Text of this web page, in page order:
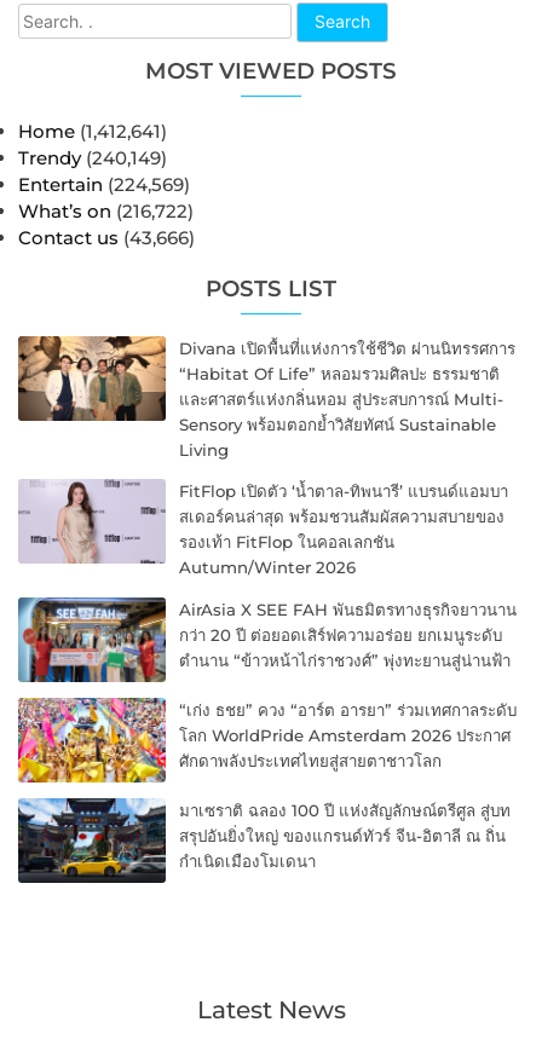
Search
MOST VIEWED POSTS
Home (1,412,641)
Trendy (240,149)
Entertain (224,569)
What’s on (216,722)
Contact us (43,666)
POSTS LIST
Divana เปิดพื้นที่แห่งการใช้ชีวิต ผ่านนิทรรศการ
“Habitat Of Life” หลอมรวมศิลปะ ธรรมชาติ
และศาสตร์แห่งกลิ่นหอม สู่ประสบการณ์ Multi-
Sensory พร้อมตอกย้ำวิสัยทัศน์ Sustainable
Living
FitFlop เปิดตัว ‘น้ำตาล-ทิพนารี’ แบรนด์แอมบา
สเดอร์คนล่าสุด พร้อมชวนสัมผัสความสบายของ
รองเท้า FitFlop ในคอลเลกชัน
Autumn/Winter 2026
AirAsia X SEE FAH พันธมิตรทางธุรกิจยาวนาน
กว่า 20 ปี ต่อยอดเสิร์ฟความอร่อย ยกเมนูระดับ
ตำนาน “ข้าวหน้าไก่ราชวงศ์” พุ่งทะยานสู่น่านฟ้า
“เก่ง ธชย” ควง “อาร์ต อารยา” ร่วมเทศกาลระดับ
โลก WorldPride Amsterdam 2026 ประกาศ
ศักดาพลังประเทศไทยสู่สายตาชาวโลก
มาเซราติ ฉลอง 100 ปี แห่งสัญลักษณ์ตรีศูล สู่บท
สรุปอันยิ่งใหญ่ ของแกรนด์ทัวร์ จีน-อิตาลี ณ ถิ่น
กำเนิดเมืองโมเดนา
Latest News